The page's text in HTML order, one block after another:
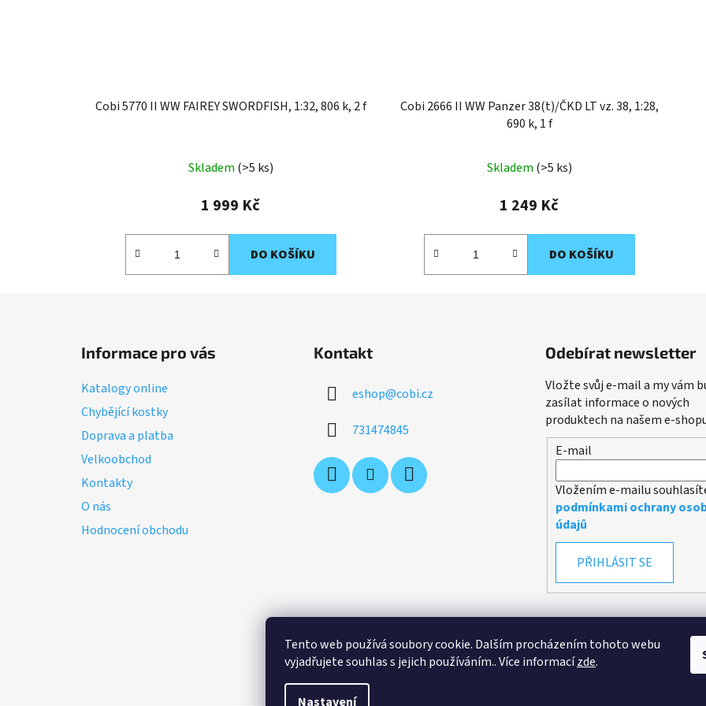
Tento web používá soubory cookie. Dalším procházením tohoto webu
vyjadřujete souhlas s jejich používáním.. Více informacízde.
Nastavení
Cobi 5770 II WW FAIREY SWORDFISH, 1:32, 806 k, 2 f
Skladem (>5 ks)
1 999 Kč
DO KOŠÍKU
Cobi 2666 II WW Panzer 38(t)/ČKD LT vz. 38, 1:28,
690 k, 1 f
Skladem (>5 ks)
1 249 Kč
DO KOŠÍKU
Informace pro vás
Katalogy online
Chybějící kostky
Doprava a platba
Velkoobchod
Kontakty
O nás
Hodnocení obchodu
Kontakt
eshop@cobi.cz
731474845
Odebírat newsletter
Vložte svůj e-mail a my vám
zasílat informace o nových
produktech na našem e-
E-mail
Vložením e-mailu
podmínkami ochrany
údajů
PŘIHLÁSIT SE
Obchodní podmínky Podmínky ochrany osobních údajů